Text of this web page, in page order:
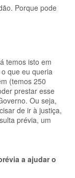
Porque pode
temos isto em
que eu queria
(temos 250
prestar esse
Ou seja,
de ir à justiça,
prévia, um
a ajudar o